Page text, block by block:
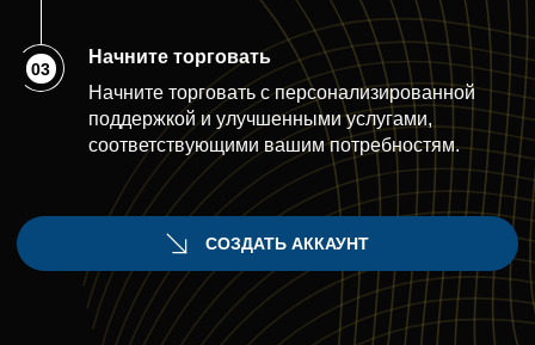
03
Начните торговать
Начните торговать с персонализированной
поддержкой и улучшенными услугами,
соответствующими вашим потребностям.
СОЗДАТЬ АККАУНТ